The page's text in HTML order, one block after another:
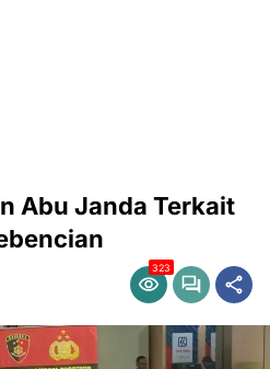
Abu Janda Terkait
323